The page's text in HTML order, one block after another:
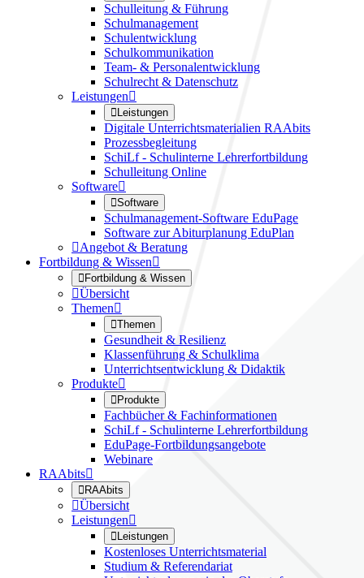
Schulleitung & Führung
Schulmanagement
Schulentwicklung
Schulkommunikation
Team- & Personalentwicklung
Schulrecht & Datenschutz
Leistungen
Leistungen
Digitale Unterrichtsmaterialien RAAbits
Prozessbegleitung
SchiLf - Schulinterne Lehrerfortbildung
Schulleitung Online
Software
Software
Schulmanagement-Software EduPage
Software zur Abiturplanung EduPlan
Angebot & Beratung
Fortbildung & Wissen
Fortbildung & Wissen
Übersicht
Themen
Themen
Gesundheit & Resilienz
Klassenführung & Schulklima
Unterrichtsentwicklung & Didaktik
Produkte
Produkte
Fachbücher & Fachinformationen
SchiLf - Schulinterne Lehrerfortbildung
EduPage-Fortbildungsangebote
Webinare
RAAbits
RAAbits
Übersicht
Leistungen
Leistungen
Kostenloses Unterrichtsmaterial
Studium & Referendariat